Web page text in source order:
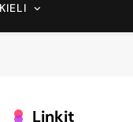
KIELI
Linkit